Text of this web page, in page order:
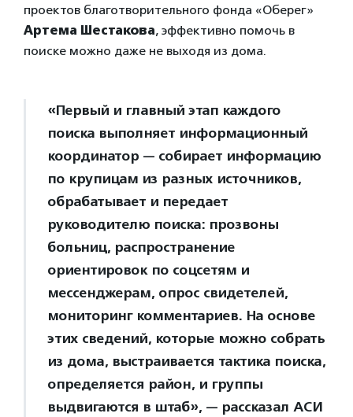
проектов благотворительного фонда «Оберег»
Артема Шестакова, эффективно помочь в
поиске можно даже не выходя из дома.
«Первый и главный этап каждого
поиска выполняет информационный
координатор — собирает информацию
по крупицам из разных источников,
обрабатывает и передает
руководителю поиска: прозвоны
больниц, распространение
ориентировок по соцсетям и
мессенджерам, опрос свидетелей,
мониторинг комментариев. На основе
этих сведений, которые можно собрать
из дома, выстраивается тактика поиска,
определяется район, и группы
выдвигаются в штаб», — рассказал АСИ